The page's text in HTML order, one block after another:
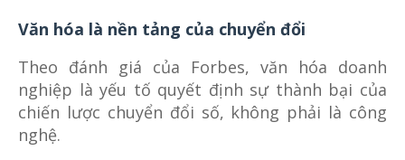
Văn hóa là nền tảng của chuyển đổi
Theo đánh giá của Forbes, văn hóa doanh
nghiệp là yếu tố quyết định sự thành bại của
chiến lược chuyển đổi số, không phải là công
nghệ.